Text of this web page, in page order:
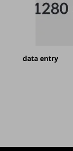
data entry